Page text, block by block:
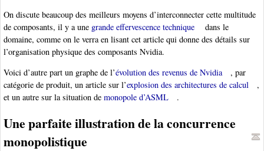
On discute beaucoup des meilleurs moyens d’interconnecter cette multitude
de composants, il y a une grande effervescence technique
dans le
domaine, comme on le verra en lisant cet article qui donne des détails sur
l’organisation physique des composants Nvidia.
Voici d’autre part un graphe de l’évolution des revenus de Nvidia
, par
catégorie de produit, un article sur l’explosion des architectures de calcul
,
et un autre sur la situation de monopole d’ASML .
Une parfaite illustration de la concurrence
monopolistique